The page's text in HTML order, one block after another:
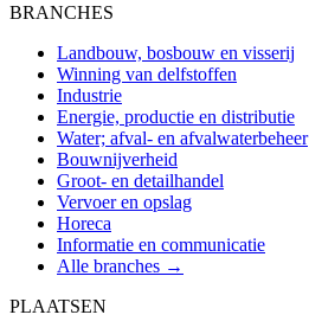
BRANCHES
Landbouw, bosbouw en visserij
Winning van delfstoffen
Industrie
Energie, productie en distributie
Water; afval- en afvalwaterbeheer
Bouwnijverheid
Groot- en detailhandel
Vervoer en opslag
Horeca
Informatie en communicatie
Alle branches →
PLAATSEN